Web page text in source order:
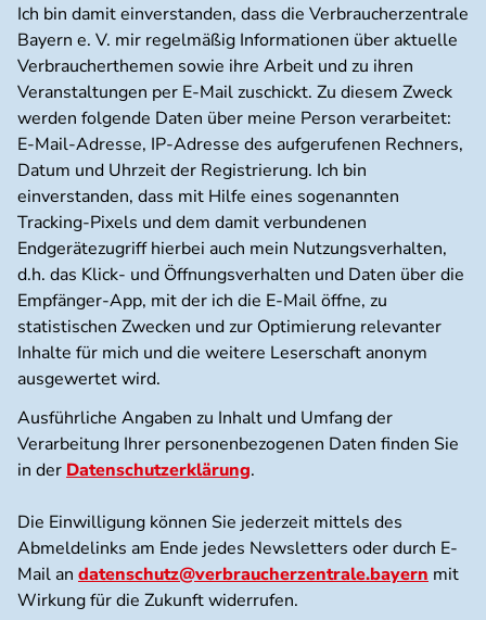
Ich bin damit einverstanden, dass die Verbraucherzentrale
Bayern e. V. mir regelmäßig Informationen über aktuelle
Verbraucherthemen sowie ihre Arbeit und zu ihren
Veranstaltungen per E-Mail zuschickt. Zu diesem Zweck
werden folgende Daten über meine Person verarbeitet:
E-Mail-Adresse, IP-Adresse des aufgerufenen Rechners,
Datum und Uhrzeit der Registrierung. Ich bin
einverstanden, dass mit Hilfe eines sogenannten
Tracking-Pixels und dem damit verbundenen
Endgerätezugriff hierbei auch mein Nutzungsverhalten,
d.h. das Klick- und Öffnungsverhalten und Daten über die
Empfänger-App, mit der ich die E-Mail öffne, zu
statistischen Zwecken und zur Optimierung relevanter
Inhalte für mich und die weitere Leserschaft anonym
ausgewertet wird.
Ausführliche Angaben zu Inhalt und Umfang der
Verarbeitung Ihrer personenbezogenen Daten finden Sie
in der Datenschutzerklärung.
Die Einwilligung können Sie jederzeit mittels des
Abmeldelinks am Ende jedes Newsletters oder durch E-
Mail an datenschutz@verbraucherzentrale.bayern mit
Wirkung für die Zukunft widerrufen.